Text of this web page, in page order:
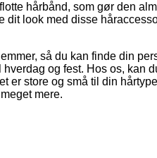
hårbånd, som gør den
look med disse
så du kan finde din
og fest. Hos os, kan
er store og små til din
mere.